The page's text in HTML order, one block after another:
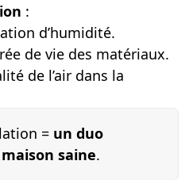
:
d’humidité.
de vie des matériaux.
de l’air dans la
= un duo
saine.